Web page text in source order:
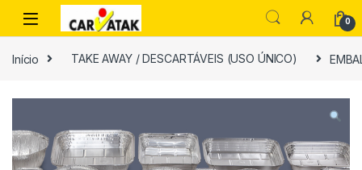
Skip to navigation
Skip to content
0
Início TAKE AWAY / DESCARTÁVEIS (USO ÚNICO)